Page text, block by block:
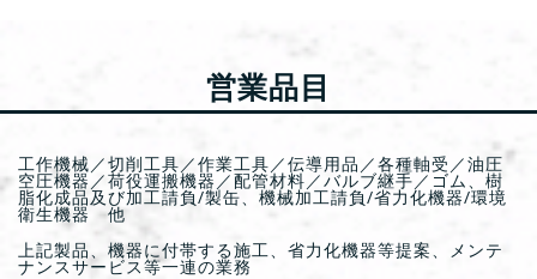
営業品目
工作機械／切削工具／作業工具／伝導用品／各種軸受／油圧
空圧機器／荷役運搬機器／配管材料／バルブ継手／ゴム、樹
脂化成品及び加工請負/製缶、機械加工請負/省力化機器/環境
衛生機器 他
上記製品、機器に付帯する施工、省力化機器等提案、メンテ
ナンスサービス等一連の業務